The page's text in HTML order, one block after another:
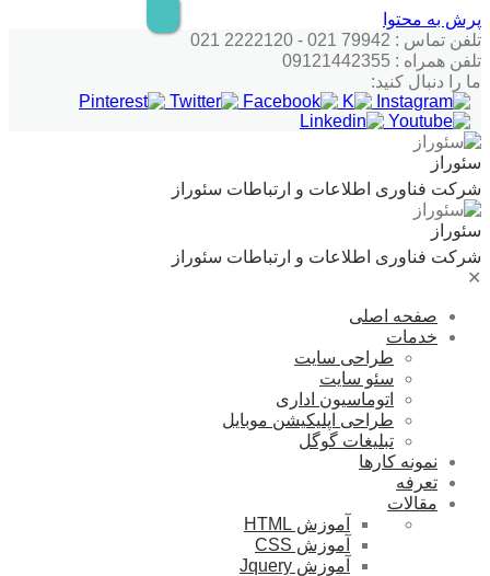
پرش به محتوا
تلفن تماس : 79942 021 - 2222120 021
تلفن همراه : 09121442355
ما را دنبال کنید:
سئوراز
شرکت فناوری اطلاعات و ارتباطات سئوراز
سئوراز
شرکت فناوری اطلاعات و ارتباطات سئوراز
✕
صفحه اصلی
خدمات
طراحی سایت
سئو سایت
اتوماسیون اداری
طراحی اپلیکیشن موبایل
تبلیغات گوگل
نمونه کارها
تعرفه
مقالات
آموزش HTML
آموزش CSS
آموزش Jquery